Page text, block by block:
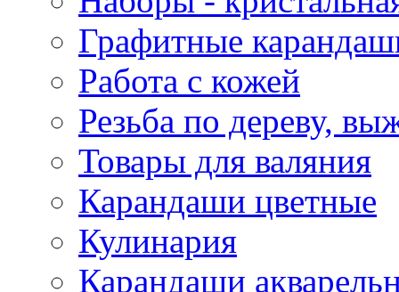
Графитные
Работа с кожей
Резьба по дереву,
Товары для валяния
Карандаши цветные
Кулинария
Карандаши